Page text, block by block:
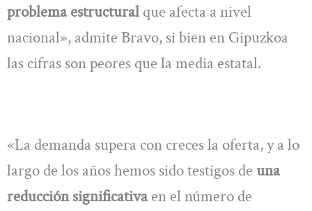
problema estructural que afecta a nivel
nacional», admite Bravo, si bien en Gipuzkoa
las cifras son peores que la media estatal.
«La demanda supera con creces la oferta, y a lo
largo de los años hemos sido testigos de una
reducción significativaen el número de